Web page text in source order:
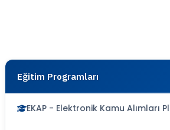
Eğitim Programları
EKAP - Elektronik Kamu Alımları